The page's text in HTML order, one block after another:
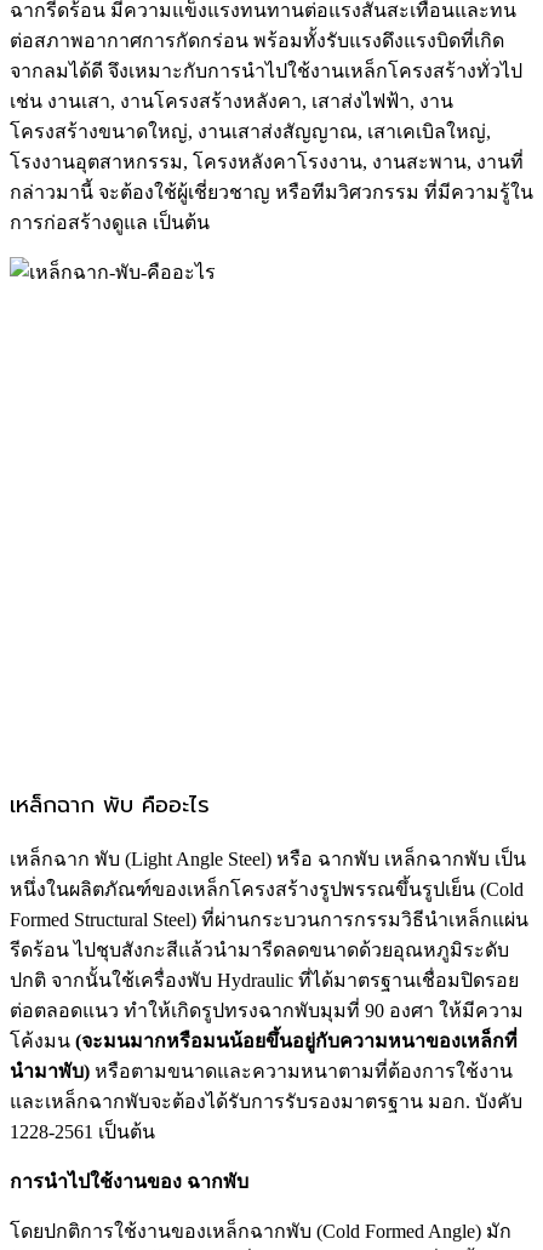
ฉากรีดร้อน มีความแข็งแรงทนทานต่อแรงสั่นสะเทือนและทน
ต่อสภาพอากาศการกัดกร่อน พร้อมทั้งรับแรงดึงแรงบิดที่เกิด
จากลมได้ดี จึงเหมาะกับการนำไปใช้งานเหล็กโครงสร้างทั่วไป
เช่น งานเสา, งานโครงสร้างหลังคา, เสาส่งไฟฟ้า, งาน
โครงสร้างขนาดใหญ่, งานเสาส่งสัญญาณ, เสาเคเบิลใหญ่,
โรงงานอุตสาหกรรม, โครงหลังคาโรงงาน, งานสะพาน, งานที่
กล่าวมานี้ จะต้องใช้ผู้เชี่ยวชาญ หรือทีมวิศวกรรม ที่มีความรู้ใน
การก่อสร้างดูแล เป็นต้น
เหล็กฉาก พับ คืออะไร
เหล็กฉาก พับ (Light Angle Steel) หรือ ฉากพับ เหล็กฉากพับ เป็น
หนึ่งในผลิตภัณฑ์ของเหล็กโครงสร้างรูปพรรณขึ้นรูปเย็น (Cold
Formed Structural Steel) ที่ผ่านกระบวนการกรรมวิธีนำเหล็กแผ่น
รีดร้อน ไปชุบสังกะสีแล้วนำมารีดลดขนาดด้วยอุณหภูมิระดับ
ปกติ จากนั้นใช้เครื่องพับ Hydraulic ที่ได้มาตรฐานเชื่อมปิดรอย
ต่อตลอดแนว ทำให้เกิดรูปทรงฉากพับมุมที่ 90 องศา ให้มีความ
โค้งมน (จะมนมากหรือมนน้อยขึ้นอยู่กับความหนาของเหล็กที่
นำมาพับ) หรือตามขนาดและความหนาตามที่ต้องการใช้งาน
และเหล็กฉากพับจะต้องได้รับการรับรองมาตรฐาน มอก. บังคับ
1228-2561 เป็นต้น
การนำไปใช้งานของ ฉากพับ
โดยปกติการใช้งานของเหล็กฉากพับ (Cold Formed Angle) มัก